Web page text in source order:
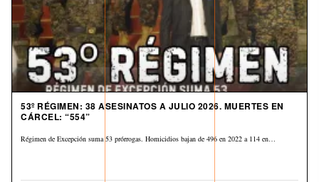
53º RÉGIMEN: 38 ASESINATOS A JULIO 2026. MUERTES EN
CÁRCEL: “554”
Régimen de Excepción suma 53 prórrogas. Homicidios bajan de 496 en 2022 a 114 en…